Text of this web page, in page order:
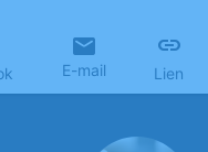
E-mail Lien